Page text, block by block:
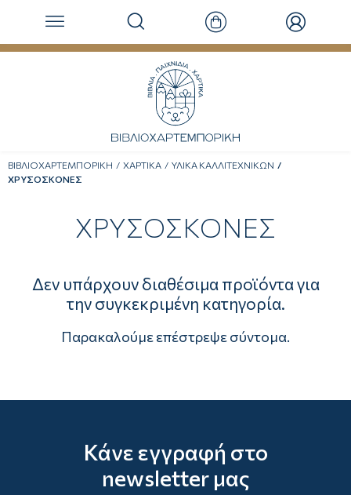
ΒΙΒΛΙΟΧΑΡΤΕΜΠΟΡΙΚΗ ΧΑΡΤΙΚΑ
ΥΛΙΚΑ ΚΑΛΛΙΤΕΧΝΙΚΩΝ
ΧΡΥΣΟΣΚΟΝΕΣ
ΧΡΥΣΟΣΚΟΝΕΣ
Δεν υπάρχουν διαθέσιμα προϊόντα για
την συγκεκριμένη κατηγορία.
Παρακαλούμε επέστρεψε σύντομα.
Κάνε εγγραφή στο
newsletter μας